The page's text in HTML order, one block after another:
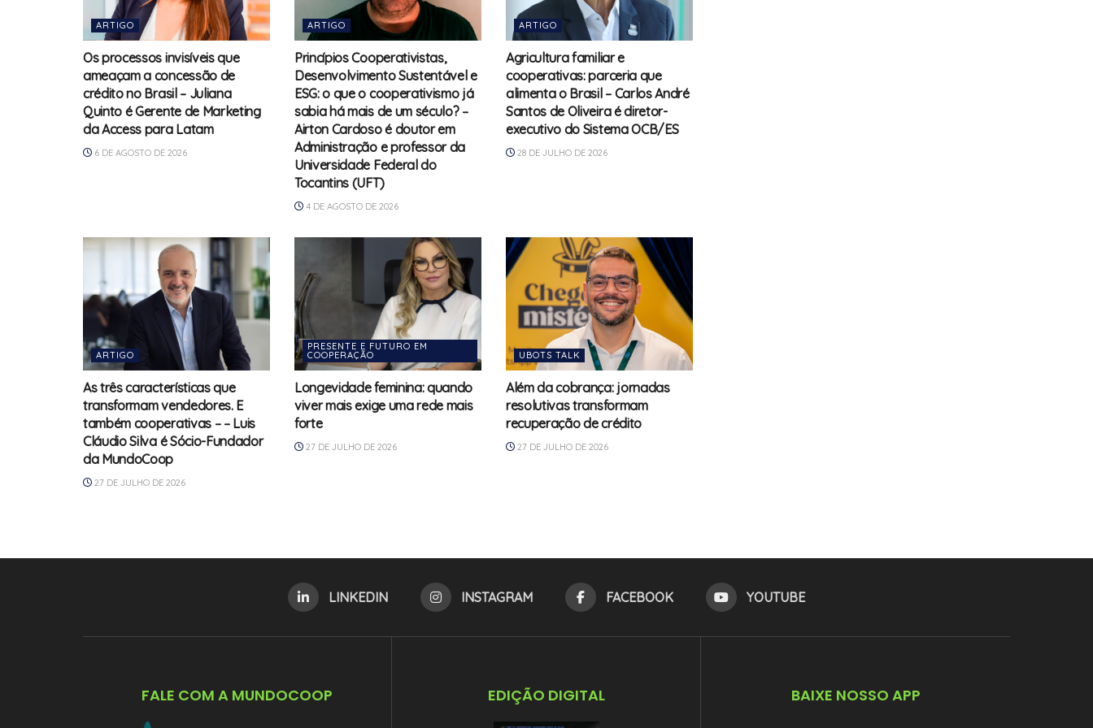
ARTIGO
Os processos invisíveis que
ameaçam a concessão de
crédito no Brasil – Juliana
Quinto é Gerente de Marketing
da Access para Latam
6 DE AGOSTO DE 2026
ARTIGO
Princípios Cooperativistas,
Desenvolvimento Sustentável e
ESG: o que o cooperativismo já
sabia há mais de um século? –
Airton Cardoso é doutor em
Administração e professor da
Universidade Federal do
Tocantins (UFT)
4 DE AGOSTO DE 2026
ARTIGO
Agricultura familiar e
cooperativas: parceria que
alimenta o Brasil – Carlos André
Santos de Oliveira é diretor-
executivo do Sistema OCB/ES
28 DE JULHO DE 2026
ARTIGO
As três características que
transformam vendedores. E
também cooperativas – – Luis
Cláudio Silva é Sócio-Fundador
da MundoCoop
27 DE JULHO DE 2026
PRESENTE E FUTURO EM
COOPERAÇÃO
Longevidade feminina: quando
viver mais exige uma rede mais
forte
27 DE JULHO DE 2026
UBOTS TALK
Além da cobrança: jornadas
resolutivas transformam
recuperação de crédito
27 DE JULHO DE 2026
LINKEDIN INSTAGRAM FACEBOOK YOUTUBE
FALE COM A MUNDOCOOP EDIÇÃO DIGITAL BAIXE NOSSO APP